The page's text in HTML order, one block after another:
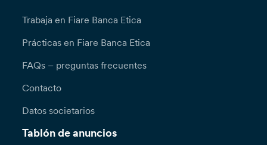
Trabaja en Fiare Banca Etica
Prácticas en Fiare Banca Etica
FAQs – preguntas frecuentes
Contacto
Datos societarios
Tablón de anuncios